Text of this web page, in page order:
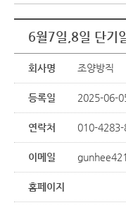
6월7일,8일 단기
회사명 조양방직
등록일 2025-06-
연락처 010-
이메일
홈페이지